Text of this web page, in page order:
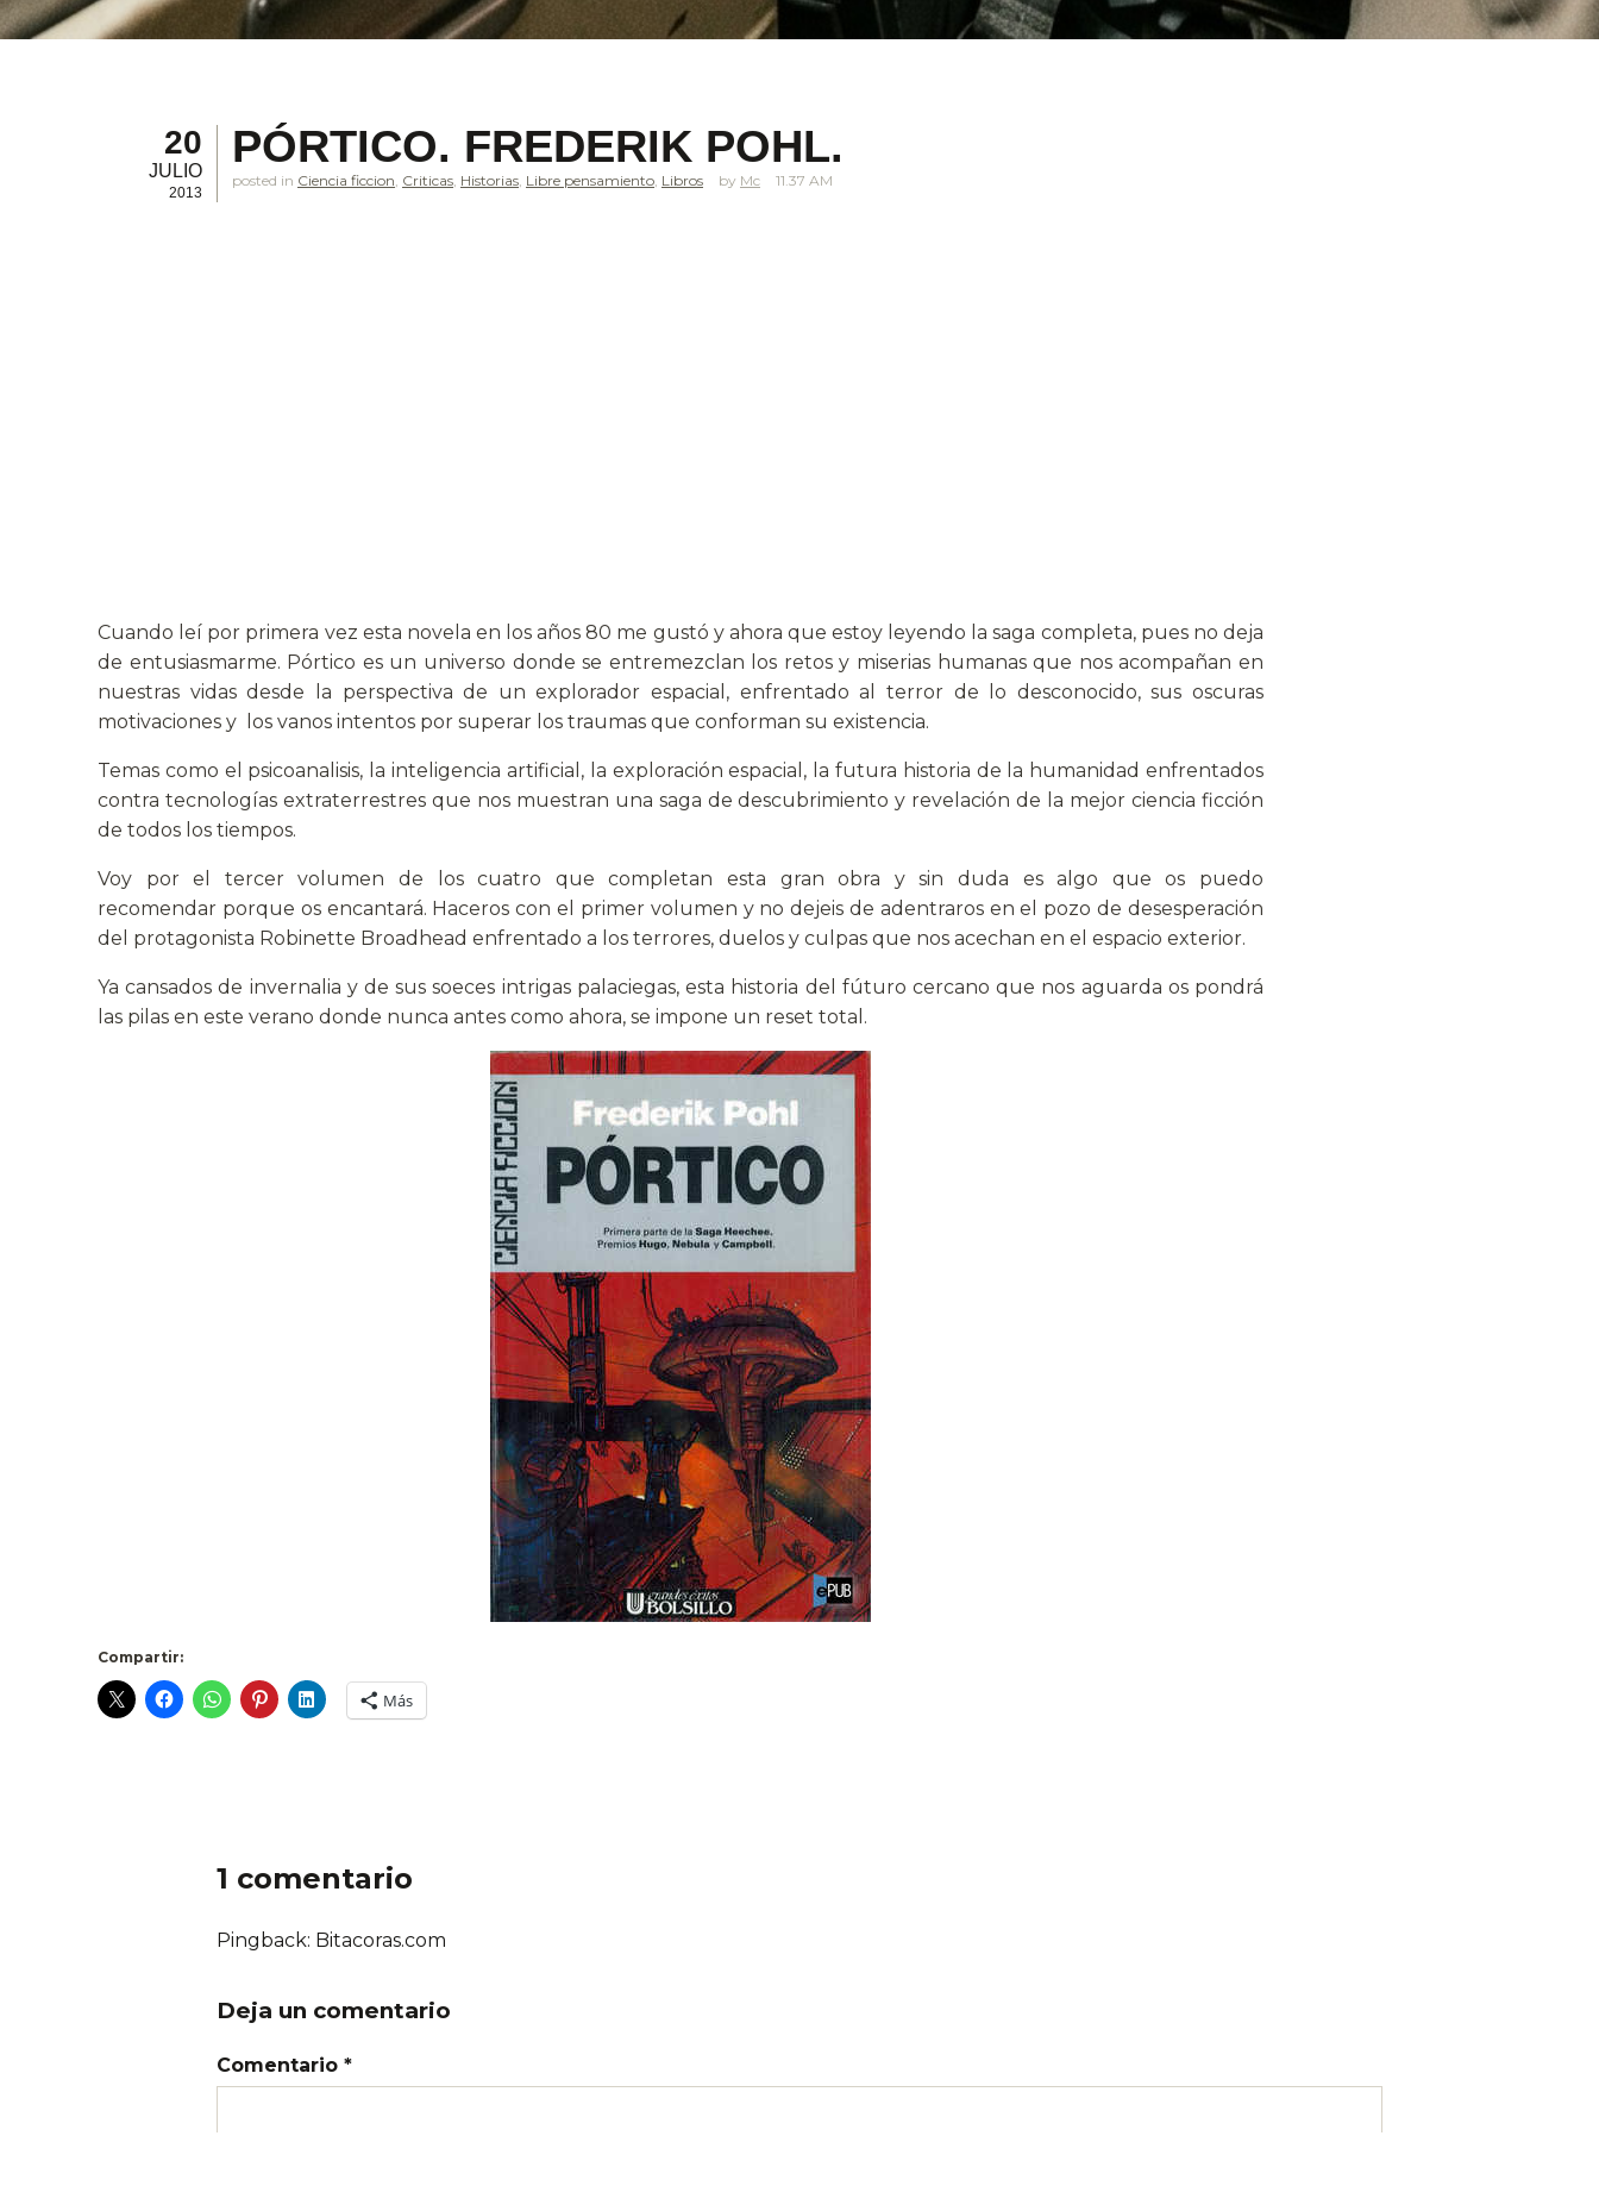
20
JULIO
2013
PÓRTICO. FREDERIK POHL.
posted in Ciencia ficcion, Criticas, Historias, Libre pensamiento, Libros Mc 11.37 AM
Cuando leí por primera vez esta novela en los años 80 me gustó y ahora que estoy leyendo la saga completa, pues no deja
de entusiasmarme. Pórtico es un universo donde se entremezclan los retos y miserias humanas que nos acompañan en
nuestras vidas desde la perspectiva de un explorador espacial, enfrentado al terror de lo desconocido, sus oscuras
motivaciones y los vanos intentos por superar los traumas que conforman su existencia.
Temas como el psicoanalisis, la inteligencia artificial, la exploración espacial, la futura historia de la humanidad enfrentados
contra tecnologías extraterrestres que nos muestran una saga de descubrimiento y revelación de la mejor ciencia ficción
de todos los tiempos.
Voy por el tercer volumen de los cuatro que completan esta gran obra y sin duda es algo que os puedo
recomendar porque os encantará. Haceros con el primer volumen y no dejeis de adentraros en el pozo de desesperación
del protagonista Robinette Broadhead enfrentado a los terrores, duelos y culpas que nos acechan en el espacio exterior.
Ya cansados de invernalia y de sus soeces intrigas palaciegas, esta historia del fúturo cercano que nos aguarda os pondrá
las pilas en este verano donde nunca antes como ahora, se impone un reset total.
Compartir:
Más
1 comentario
Pingback: Bitacoras.com
Deja un comentario
Comentario *